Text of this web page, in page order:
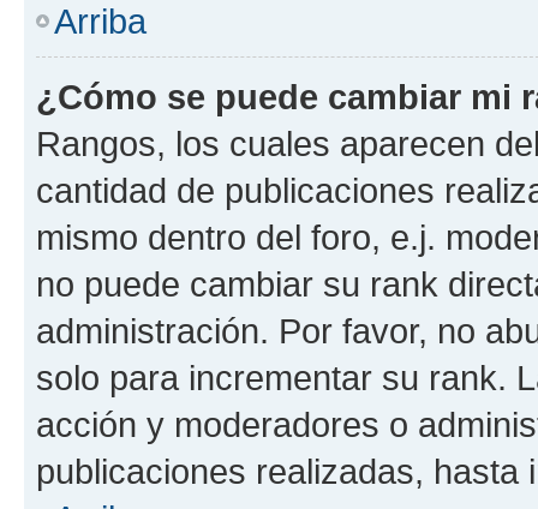
Arriba
¿Cómo se puede cambiar mi
Rangos, los cuales aparecen
cantidad de publicaciones
mismo dentro del foro, e.j.
no puede cambiar su rank
administración. Por favor, no
solo para incrementar su rank.
acción y moderadores o
publicaciones realizadas, hasta